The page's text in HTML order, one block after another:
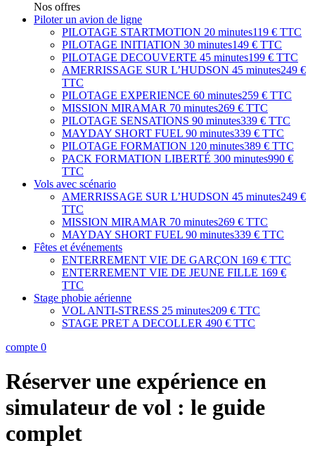
Nos offres
Piloter un avion de ligne
PILOTAGE STARTMOTION 20 minutes119 € TTC
PILOTAGE INITIATION 30 minutes149 € TTC
PILOTAGE DECOUVERTE 45 minutes199 € TTC
AMERRISSAGE SUR L’HUDSON 45 minutes249 €
TTC
PILOTAGE EXPERIENCE 60 minutes259 € TTC
MISSION MIRAMAR 70 minutes269 € TTC
PILOTAGE SENSATIONS 90 minutes339 € TTC
MAYDAY SHORT FUEL 90 minutes339 € TTC
PILOTAGE FORMATION 120 minutes389 € TTC
PACK FORMATION LIBERTÉ 300 minutes990 €
TTC
Vols avec scénario
AMERRISSAGE SUR L’HUDSON 45 minutes249 €
TTC
MISSION MIRAMAR 70 minutes269 € TTC
MAYDAY SHORT FUEL 90 minutes339 € TTC
Fêtes et événements
ENTERREMENT VIE DE GARÇON 169 € TTC
ENTERREMENT VIE DE JEUNE FILLE 169 €
TTC
Stage phobie aérienne
VOL ANTI-STRESS 25 minutes209 € TTC
STAGE PRET A DECOLLER 490 € TTC
compte 0
Réserver une expérience en
simulateur de vol : le guide
complet